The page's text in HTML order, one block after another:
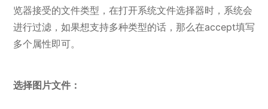
览器接受的文件类型，在打开系统文件选择器时，系统会
进行过滤，如果想支持多种类型的话，那么在accept填写
多个属性即可。
选择图片文件：